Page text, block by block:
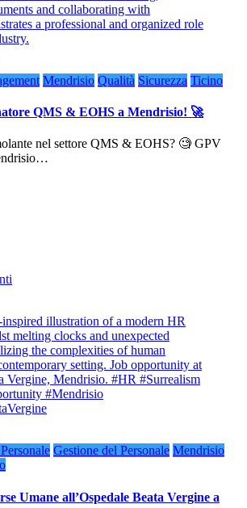
Mendrisio Qualità Sicurezza Ticino
QMS & EOHS a Mendrisio! 🚀
nel settore QMS & EOHS? 🧐 GPV
Gestione del Personale Mendrisio
Umane all’Ospedale Beata Vergine a